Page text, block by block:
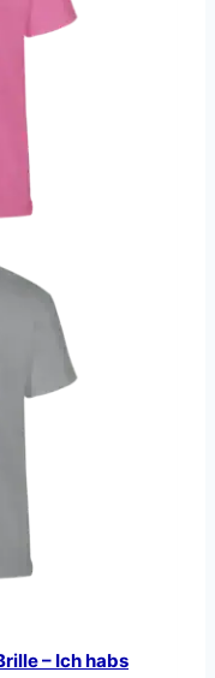
– Ich habs